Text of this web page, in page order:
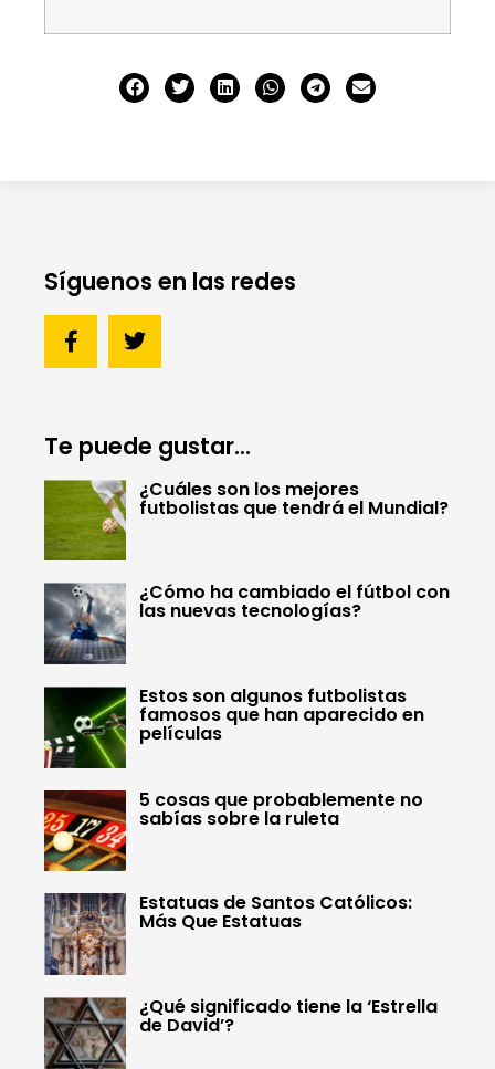
Síguenos en las redes
Te puede gustar...
¿Cuáles son los mejores
futbolistas que tendrá el Mundial?
¿Cómo ha cambiado el fútbol con
las nuevas tecnologías?
Estos son algunos futbolistas
famosos que han aparecido en
películas
5 cosas que probablemente no
sabías sobre la ruleta
Estatuas de Santos Católicos:
Más Que Estatuas
¿Qué significado tiene la ‘Estrella
de David’?